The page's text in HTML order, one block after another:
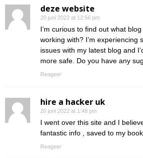
deze website
20 juni 2022 at 12:56 pm
I’m curious to find out what
working with? I’m experiencing
issues with my latest blog and
more safe. Do you have any
Reageer
hire a hacker uk
20 juni 2022 at 1:48 pm
I went over this site and I
fantastic info , saved to my
Reageer